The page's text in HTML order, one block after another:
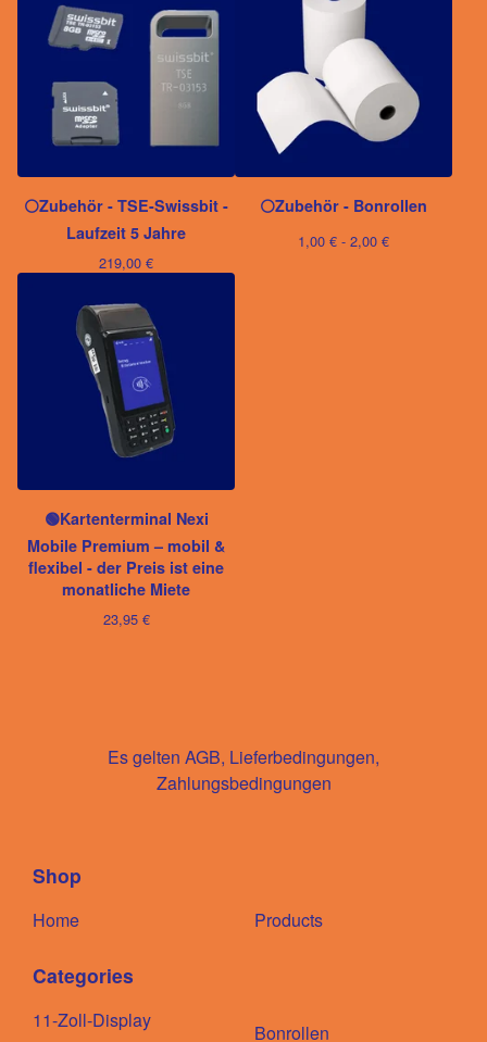
⚪️Zubehör - TSE-Swissbit -
Laufzeit 5 Jahre
219,00 €
⚪️Zubehör - Bonrollen
1,00 € - 2,00 €
🟢Kartenterminal Nexi
Mobile Premium – mobil &
flexibel - der Preis ist eine
monatliche Miete
23,95 €
Es gelten AGB, Lieferbedingungen,
Zahlungsbedingungen
Shop
Home Products
Categories
11-Zoll-Display
Bonrollen